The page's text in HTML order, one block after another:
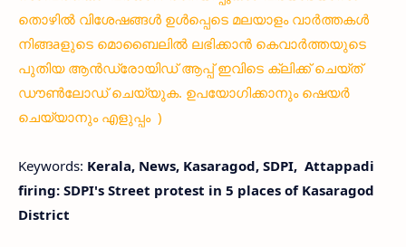
തൊഴിൽ വിശേഷങ്ങൾ ഉൾപ്പെടെ മലയാളം വാർത്തകൾ
നിങ്ങaളുടെ മൊബൈലിൽ ലഭിക്കാൻ കെവാർത്തയുടെ
പുതിയ ആൻഡ്രോയിഡ് ആപ്പ് ഇവിടെ ക്ലിക്ക് ചെയ്ത്
ഡൗൺലോഡ് ചെയ്യുക. ഉപയോഗിക്കാനും ഷെയർ
ചെയ്യാനും എളുപ്പം )
Keywords: Kerala, News, Kasaragod, SDPI, Attappadi
firing: SDPI's Street protest in 5 places of Kasaragod
District